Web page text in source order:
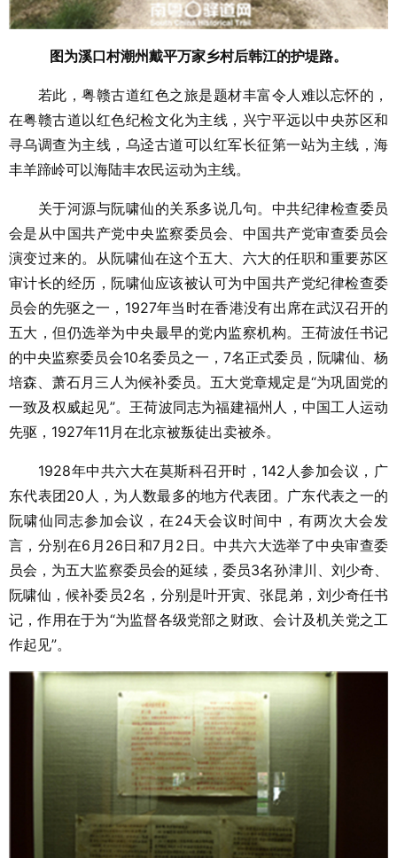
图为溪口村潮州戴平万家乡村后韩江的护堤路。
若此，粤赣古道红色之旅是题材丰富令人难以忘怀的，
在粤赣古道以红色纪检文化为主线，兴宁平远以中央苏区和
寻乌调查为主线，乌迳古道可以红军长征第一站为主线，海
丰羊蹄岭可以海陆丰农民运动为主线。
关于河源与阮啸仙的关系多说几句。中共纪律检查委员
会是从中国共产党中央监察委员会、中国共产党审查委员会
演变过来的。从阮啸仙在这个五大、六大的任职和重要苏区
审计长的经历，阮啸仙应该被认可为中国共产党纪律检查委
员会的先驱之一，1927年当时在香港没有出席在武汉召开的
五大，但仍选举为中央最早的党内监察机构。王荷波任书记
的中央监察委员会10名委员之一，7名正式委员，阮啸仙、杨
培森、萧石月三人为候补委员。五大党章规定是“为巩固党的
一致及权威起见”。王荷波同志为福建福州人，中国工人运动
先驱，1927年11月在北京被叛徒出卖被杀。
1928年中共六大在莫斯科召开时，142人参加会议，广
东代表团20人，为人数最多的地方代表团。广东代表之一的
阮啸仙同志参加会议，在24天会议时间中，有两次大会发
言，分别在6月26日和7月2日。中共六大选举了中央审查委
员会，为五大监察委员会的延续，委员3名孙津川、刘少奇、
阮啸仙，候补委员2名，分别是叶开寅、张昆弟，刘少奇任书
记，作用在于为“为监督各级党部之财政、会计及机关党之工
作起见”。